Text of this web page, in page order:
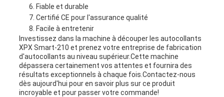
Fiable et durable
Certifié CE pour l'assurance qualité
Facile à entretenir
Investissez dans la machine à découper les autocollants
XPX Smart-210 et prenez votre entreprise de fabrication
d'autocollants au niveau supérieur.Cette machine
dépassera certainement vos attentes et fournira des
résultats exceptionnels à chaque fois.Contactez-nous
dès aujourd'hui pour en savoir plus sur ce produit
incroyable et pour passer votre commande!